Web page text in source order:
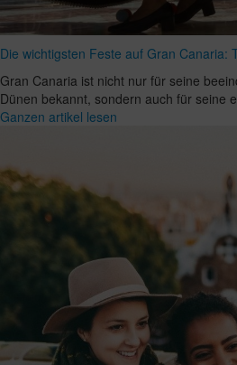
Die wichtigsten Feste auf Gran Canaria:
Gran Canaria ist nicht nur für seine
Dünen bekannt, sondern auch für seine
Ganzen artikel lesen